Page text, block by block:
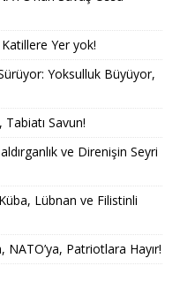
Yer yok!
Yoksulluk Büyüyor,
Tabiatı Savun!
ve Direnişin Seyri
Lübnan ve Filistinli
NATO’ya, Patriotlara Hayır!